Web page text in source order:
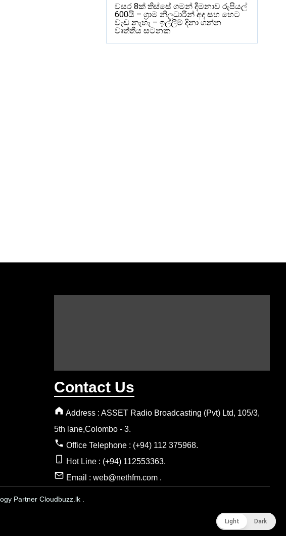
වසර 8ක් තිස්සේ ගමන් දීමනාව රුපියල්
600යි – ග්‍රාම නිලධාරීන් අද සහ හෙට
වැඩ නැහැ – ඉල්ලීම් දිනා ගන්න
වෘත්තීය සටනක
Contact Us
Address : ASSET Radio Broadcasting (Pvt) Ltd, 105/3,
5th lane,Colombo - 3.
Office Telephone : (+94) 112 375968.
Hot Line : (+94) 112553363.
Email : web@nethfm.com .
Partner Cloudbuzz.lk .
Light Dark
Light Dark